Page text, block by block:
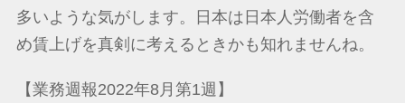
多いような気がします。日本は日本人労働者を含
め賃上げを真剣に考えるときかも知れませんね。
【業務週報2022年8月第1週】